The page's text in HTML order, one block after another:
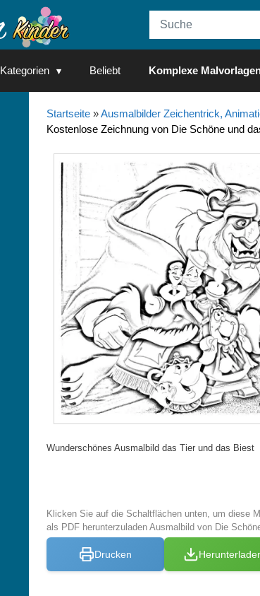
Kategorien Beliebt Komplexe
Startseite»Ausmalbilder Zeichentrick,
Kostenlose Zeichnung von Die Schöne und
Wunderschönes Ausmalbild das Tier und das Biest
Klicken Sie auf die Schaltflächen unten, um diese
als PDF herunterzuladen Ausmalbild von Die
Drucken